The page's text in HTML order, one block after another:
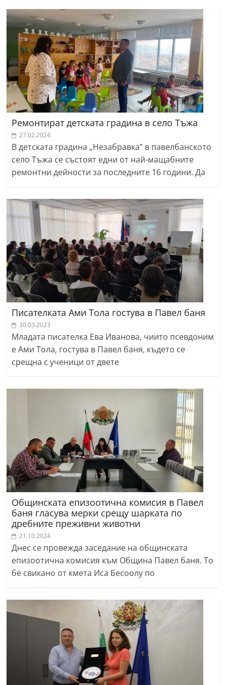
Ремонтират детската градина в село Тъжа
27.02.2024
В детската градина „Незабравка” в павелбанското
село Тъжа се състоят едни от най-мащабните
ремонтни дейности за последните 16 години. Да
Писателката Ами Тола гостува в Павел баня
30.03.2023
Младата писателка Ева Иванова, чиито псевдоним
е Ами Тола, гостува в Павел баня, където се
срещна с ученици от двете
Общинската епизоотична комисия в Павел
баня гласува мерки срещу шарката по
дребните преживни животни
21.10.2024
Днес се провежда заседание на общинската
епизоотична комисия към Община Павел баня. То
бе свикано от кмета Иса Бесоолу по